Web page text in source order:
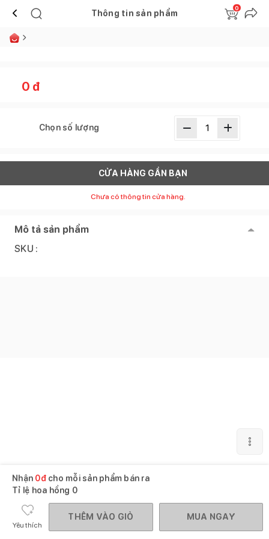
Thông tin sản phẩm
0
0 đ
Chọn số lượng
CỬA HÀNG GẦN BẠN
Chưa có thông tin cửa hàng.
Mô tả sản phẩm
SKU :
Nhận 0đcho mỗi sản phẩm bán ra
Tỉ lệ hoa hồng 0
Yêu thích
THÊM VÀO GIỎ MUA NGAY